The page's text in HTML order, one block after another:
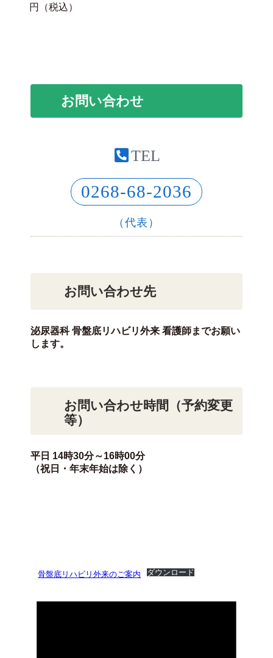
円（税込）
お問い合わせ
TEL
0268-68-2036
（代表）
お問い合わせ先
泌尿器科 骨盤底リハビリ外来 看護師までお願い
します。
お問い合わせ時間（予約変更
等）
平日 14時30分～16時00分
（祝日・年末年始は除く）
骨盤底リハビリ外来のご案内 ダウンロード